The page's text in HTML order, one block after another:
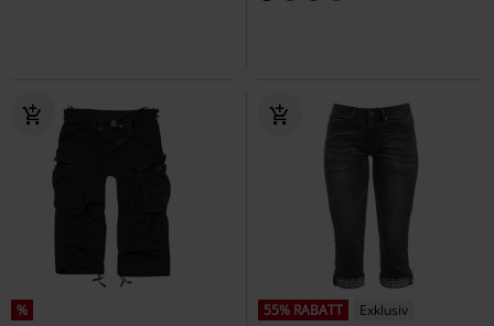
% 55% RABATT
Exklusiv